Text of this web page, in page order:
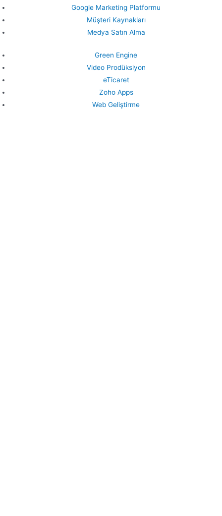
Google Marketing Platformu
Müşteri Kaynakları
Medya Satın Alma
Green Engine
Video Prodüksiyon
eTicaret
Zoho Apps
Web Geliştirme